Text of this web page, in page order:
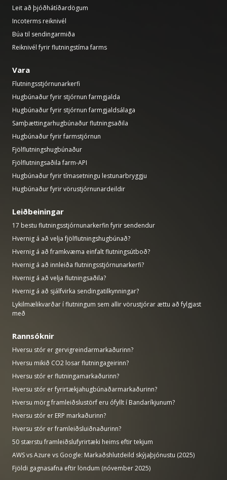
Leit að þjóðhátíðardögum
Incoterms reiknivél
Búa til sendingarmiða
Reiknivél fyrir flutningstíma farms
Vara
Flutningsstjórnunarkerfi
Hugbúnaður fyrir stjórnun farmgjalda
Hugbúnaður fyrir stjórnun farmgjaldsálaga
Samþættingarhugbúnaður flutningsaðila
Hugbúnaður fyrir farmstjórnun
Fjölflutningshugbúnaður
Fjölflutningsaðila farm-API
Hugbúnaður fyrir tímasetningu lestunarbryggju
Hugbúnaður fyrir vörustjórnunardeildir
Leiðbeiningar
17 bestu flutningsstjórnunarkerfin fyrir sendendur
Hvernig á að velja fjölflutningshugbúnað?
Hvernig á að framkvæma einfalt flutningsútboð?
Hvernig á að innleiða flutningsstjórnunarkerfi?
Hvernig á að velja flutningsaðila?
Hvernig á að sjálfvirka sendingatilkynningar?
Lykilmælikvarðar í flutningum sem allir vörustjórar ættu að fylgjast
með
Rannsóknir
Hversu stór er gervigreindarmarkaðurinn?
Hversu mikið CO2 losar flutningageirinn?
Hversu stór er flutningamarkaðurinn?
Hversu stór er fyrirtækjahugbúnaðarmarkaðurinn?
Hversu mörg framleiðslustörf eru ófyllt í Bandaríkjunum?
Hversu stór er ERP markaðurinn?
Hversu stór er framleiðsluiðnaðurinn?
50 stærstu framleiðslufyrirtæki heims eftir tekjum
AWS vs Azure vs Google: Markaðshlutdeild skýjaþjónustu (2025)
Fjöldi gagnasafna eftir löndum (nóvember 2025)